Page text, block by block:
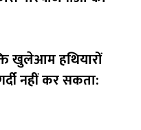
खुलेआम हथियारों
नहीं कर सकता: